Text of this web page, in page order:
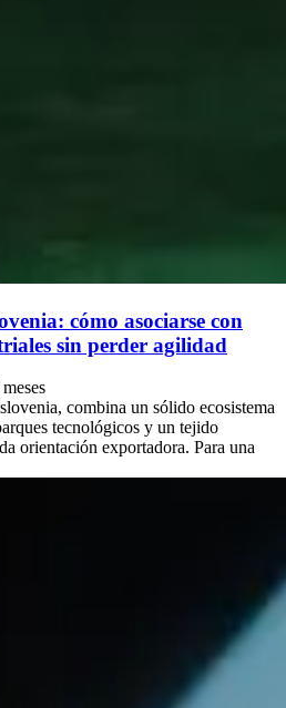
cómo asociarse con
sin perder agilidad
combina un sólido ecosistema
tecnológicos y un tejido
orientación exportadora. Para una